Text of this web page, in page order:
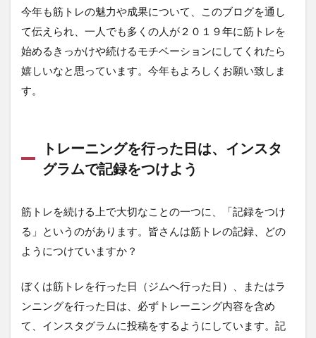
を行
った
は、
イン
グラ
けよ
う
有:
今年も筋トレの魅力や成果について、このブログを通し
て伝えられ、一人でも多くの人が２０１９年に筋トレを
始めるきっかけや続けるモチベーションにしてくれたら
嬉しいなと思っています。今年もよろしくお願い致しま
す。
トレーニングを行った日は、インスタ
グラムで記録をつけよう
筋トレを続ける上で大切なことの一つに、「記録をつけ
る」というのがあります。皆さんは筋トレの記録、どの
ようにつけていますか？
ぼくは筋トレを行った日（ジムへ行った日）、またはラ
ンニングを行った日は、必ずトレーニング内容を含め
て、インスタグラムに投稿をするようにしています。記